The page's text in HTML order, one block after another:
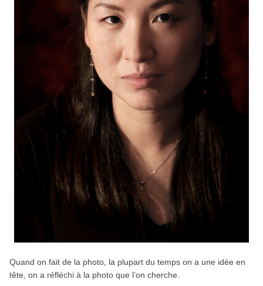
Quand on fait de la photo, la plupart du temps on a une idée en
tête, on a réfléchi à la photo que l’on cherche.